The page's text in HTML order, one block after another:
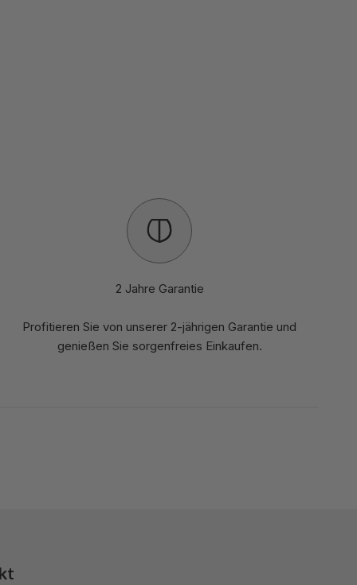
2 Jahre Garantie
Profitieren Sie von unserer 2-jährigen Garantie und
genießen Sie sorgenfreies Einkaufen.